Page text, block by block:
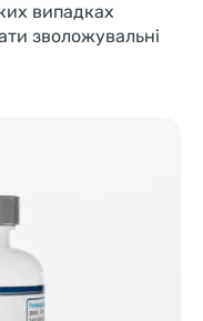
випадках
зволожувальні